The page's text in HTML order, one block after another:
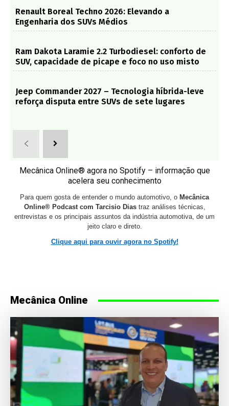
Renault Boreal Techno 2026: Elevando a
Engenharia dos SUVs Médios
Ram Dakota Laramie 2.2 Turbodiesel: conforto de
SUV, capacidade de picape e foco no uso misto
Jeep Commander 2027 – Tecnologia híbrida-leve
reforça disputa entre SUVs de sete lugares
Mecânica Online® agora no Spotify – informação que
acelera seu conhecimento
Para quem gosta de entender o mundo automotivo, o Mecânica
Online® Podcast com Tarcisio Diastraz análises técnicas,
entrevistas e os principais assuntos da indústria automotiva, de um
jeito claro e direto.
Clique aqui para ouvir agora no Spotify!
Mecânica Online